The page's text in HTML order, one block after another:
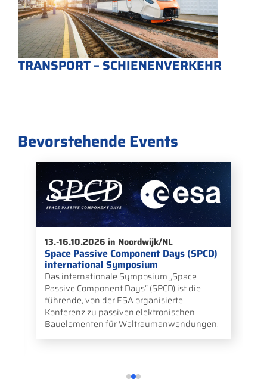
TRANSPORT – SCHIENENVERKEHR
Bevorstehende Events
17.-19.11.2026 in Bremen/DE
Space Tech Europe Expo 2026
Die Space Tech Expo Europe ist Europas
führende B2B-Fachmesse für
Raumfahrttechnologie, -komponenten und -
dienstleistungen, die jährlich in Bremen
stattfindet.